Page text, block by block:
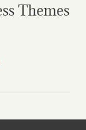
Themes